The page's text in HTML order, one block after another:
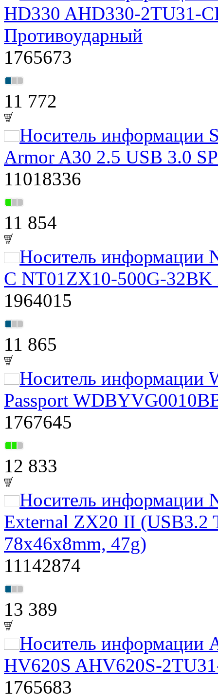
HD330 AHD330-2TU31-
Противоударный
1765673
11 772
Носитель информации
Armor A30 2.5 USB 3.0
11018336
11 854
Носитель информации
C NT01ZX10-500G-
1964015
11 865
Носитель информации
Passport
1767645
12 833
Носитель информации
External ZX20 II (USB3.2
78x46x8mm, 47g)
11142874
13 389
Носитель информации
HV620S AHV620S-
1765683